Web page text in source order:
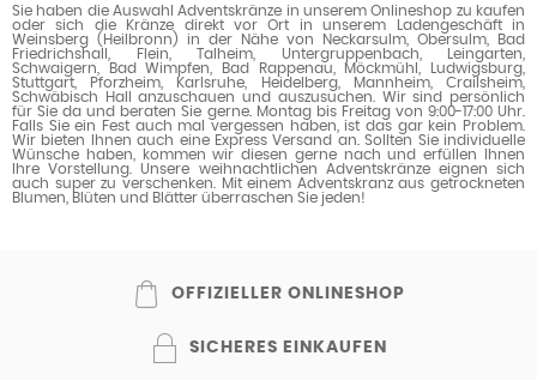
Sie haben die Auswahl Adventskränze in unserem Onlineshop zu kaufen
oder sich die Kränze direkt vor Ort in unserem Ladengeschäft in
Weinsberg (Heilbronn) in der Nähe von Neckarsulm, Obersulm, Bad
Friedrichshall, Flein, Talheim, Untergruppenbach, Leingarten,
Schwaigern, Bad Wimpfen, Bad Rappenau, Möckmühl, Ludwigsburg,
Stuttgart, Pforzheim, Karlsruhe, Heidelberg, Mannheim, Crailsheim,
Schwäbisch Hall anzuschauen und auszusuchen. Wir sind persönlich
für Sie da und beraten Sie gerne. Montag bis Freitag von 9:00-17:00 Uhr.
Falls Sie ein Fest auch mal vergessen haben, ist das gar kein Problem.
Wir bieten Ihnen auch eine Express Versand an. Sollten Sie individuelle
Wünsche haben, kommen wir diesen gerne nach und erfüllen Ihnen
Ihre Vorstellung. Unsere weihnachtlichen Adventskränze eignen sich
auch super zu verschenken. Mit einem Adventskranz aus getrockneten
Blumen, Blüten und Blätter überraschen Sie jeden!
OFFIZIELLER ONLINESHOP
SICHERES EINKAUFEN